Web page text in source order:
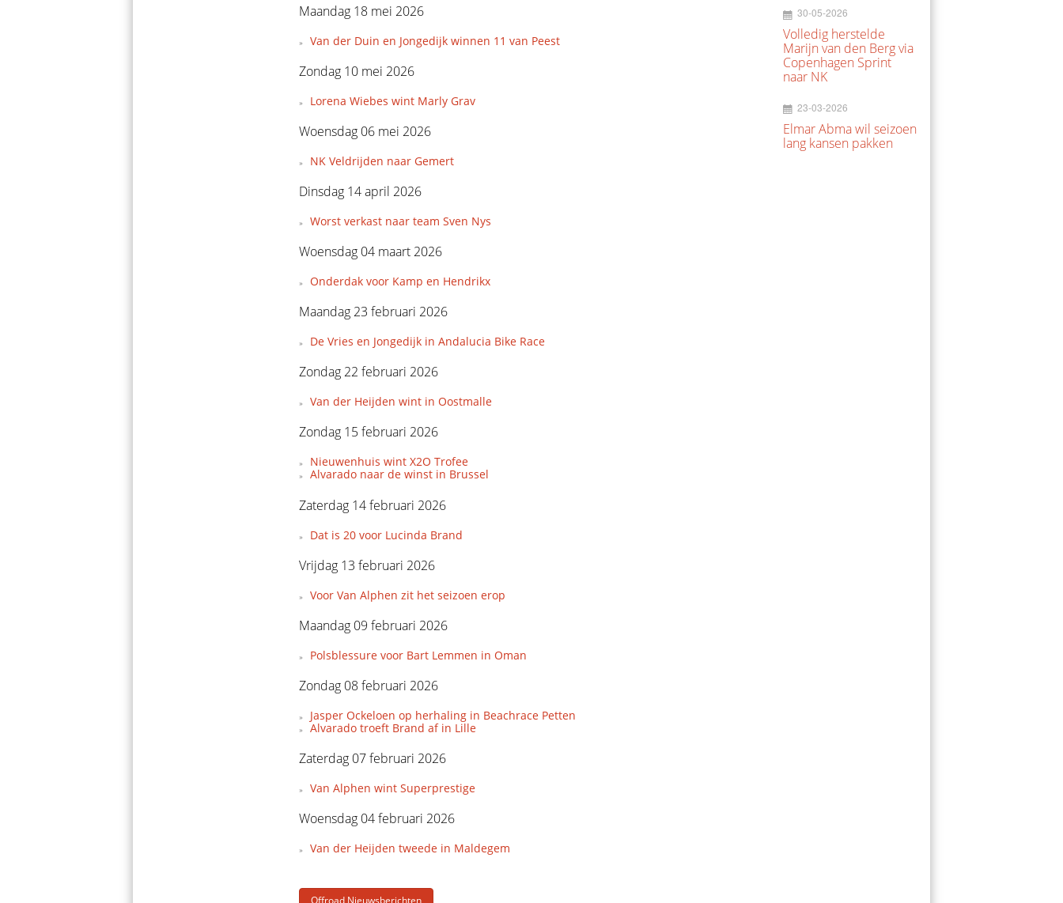
Maandag 18 mei 2026
Van der Duin en Jongedijk winnen 11 van Peest
Zondag 10 mei 2026
Lorena Wiebes wint Marly Grav
Woensdag 06 mei 2026
NK Veldrijden naar Gemert
Dinsdag 14 april 2026
Worst verkast naar team Sven Nys
Woensdag 04 maart 2026
Onderdak voor Kamp en Hendrikx
Maandag 23 februari 2026
De Vries en Jongedijk in Andalucia Bike Race
Zondag 22 februari 2026
Van der Heijden wint in Oostmalle
Zondag 15 februari 2026
Nieuwenhuis wint X2O Trofee
Alvarado naar de winst in Brussel
Zaterdag 14 februari 2026
Dat is 20 voor Lucinda Brand
Vrijdag 13 februari 2026
Voor Van Alphen zit het seizoen erop
Maandag 09 februari 2026
Polsblessure voor Bart Lemmen in Oman
Zondag 08 februari 2026
Jasper Ockeloen op herhaling in Beachrace Petten
Alvarado troeft Brand af in Lille
Zaterdag 07 februari 2026
Van Alphen wint Superprestige
Woensdag 04 februari 2026
Van der Heijden tweede in Maldegem
Offroad Nieuwsberichten
30-05-2026
Volledig herstelde
Marijn van den Berg via
Copenhagen Sprint
naar NK
23-03-2026
Elmar Abma wil seizoen
lang kansen pakken